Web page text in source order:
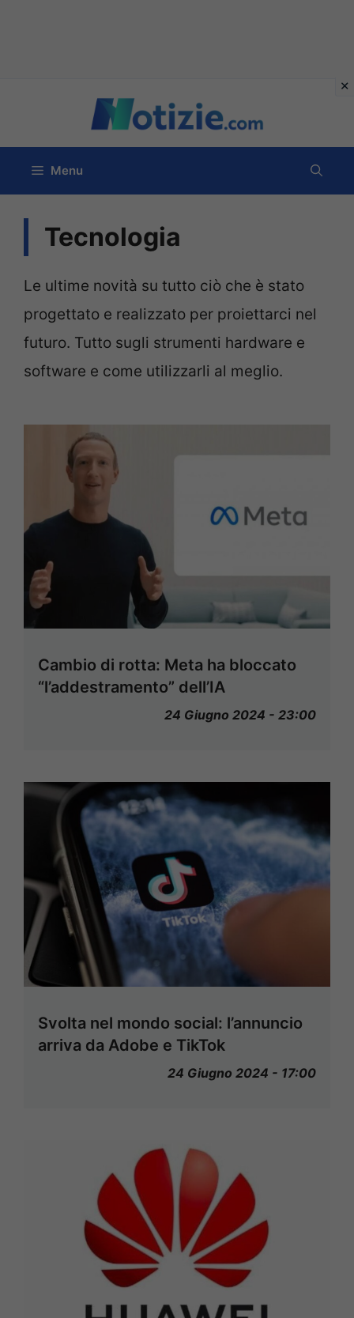
contenuto
Menu
Tecnologia
Le ultime novità su tutto ciò che è stato
progettato e realizzato per proiettarci nel
futuro. Tutto sugli strumenti hardware e
software e come utilizzarli al meglio.
Cambio di rotta: Meta ha bloccato
“l’addestramento” dell’IA
24 Giugno 2024 - 23:00
Svolta nel mondo social: l’annuncio
arriva da Adobe e TikTok
24 Giugno 2024 - 17:00